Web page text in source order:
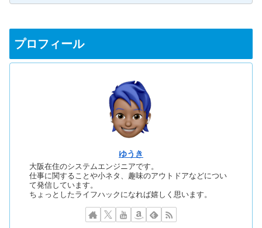
プロフィール
ゆうき
大阪在住のシステムエンジニアです。
仕事に関することや小ネタ、趣味のアウトドアなどについ
て発信しています。
ちょっとしたライフハックになれば嬉しく思います。